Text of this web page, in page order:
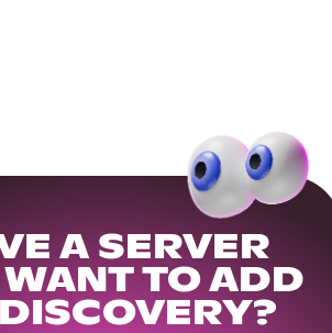
A SERVER
TO ADD